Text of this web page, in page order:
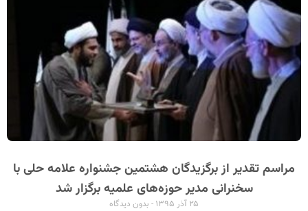
مراسم تقدیر از برگزیدگان هشتمین جشنواره علامه حلی با
سخنرانی مدیر حوزه‌های علمیه برگزار شد
۲۵ آذر ۱۳۹۵ بدون دیدگاه